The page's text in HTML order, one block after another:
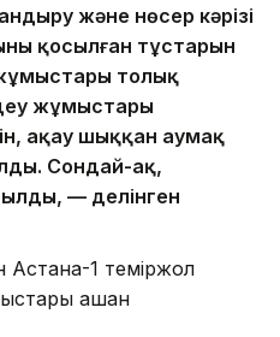
және нөсер кәрізі
қосылған тұстарын
толық
жұмыстары
ақау шыққан аумақ
Сондай-ақ,
— делінген
Астана-1 теміржол
қашан